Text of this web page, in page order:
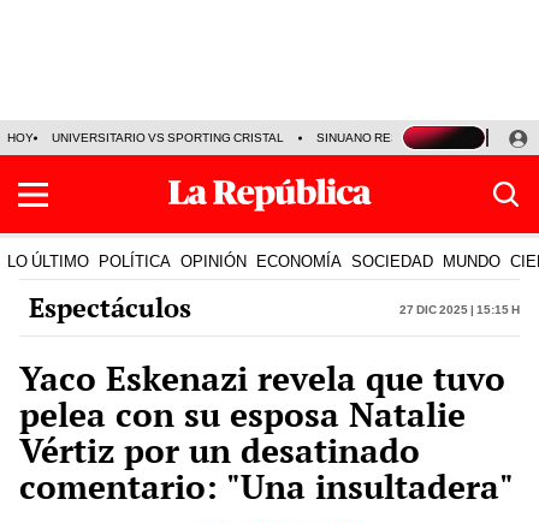
HOY UNIVERSITARIO VS SPORTING CRISTAL SINUANO RESULTADOS HOY
LO ÚLTIMO POLÍTICA OPINIÓN ECONOMÍA SOCIEDAD MUNDO
Espectáculos 27 Dic 2025 | 15:15 h
Yaco Eskenazi revela que tuvo
pelea con su esposa Natalie
Vértiz por un desatinado
comentario: "Una insultadera"